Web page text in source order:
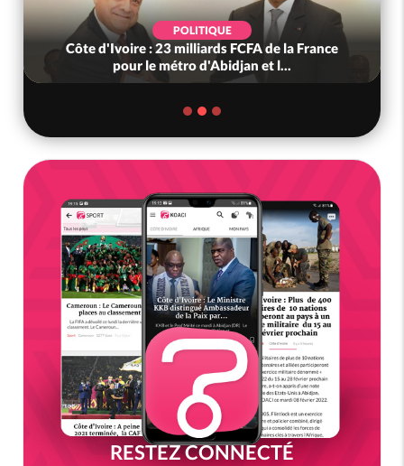
POLITIQUE
Côte d'Ivoire : 23 milliards FCFA de la France
pour le métro d'Abidjan et l...
RESTEZ CONNECTÉ